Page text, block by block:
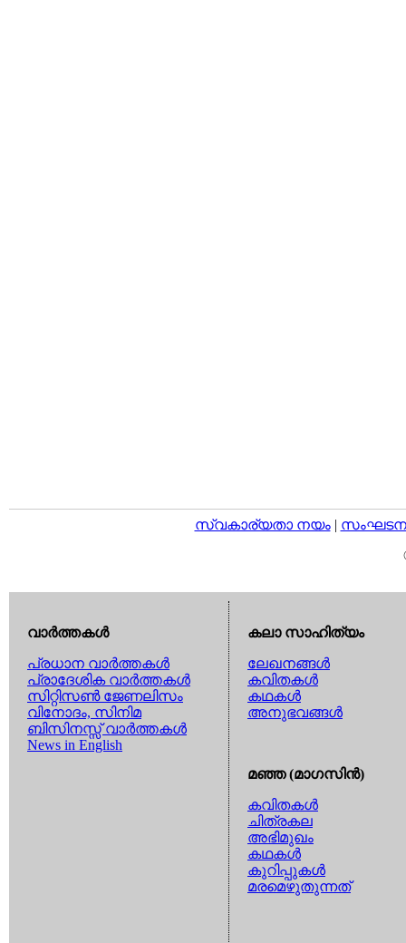
സ്വകാര്യതാ നയം|
വാര്‍ത്തകള്‍
പ്രധാന വാര്‍ത്തകള്‍
പ്രാദേശിക വാര്‍ത്തകള്‍
സിറ്റിസണ്‍ ജേണലിസം
വിനോദം, സിനിമ
ബിസിനസ്സ് വാര്‍ത്തകള്‍
News in English
കലാ സാഹിത്യം
ലേഖനങ്ങള്‍
കവിതകള്‍
കഥകള്‍
അനുഭവങ്ങള്‍
മഞ്ഞ (മാഗസിന്‍)
കവിതകള്‍
ചിത്രകല
അഭിമുഖം
കഥകള്‍
കുറിപ്പുകള്‍
മരമെഴുതുന്നത്